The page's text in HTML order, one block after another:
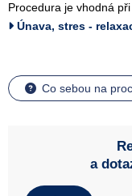
Procedura je vhodná
Únava, stres -
Co sebou na
a